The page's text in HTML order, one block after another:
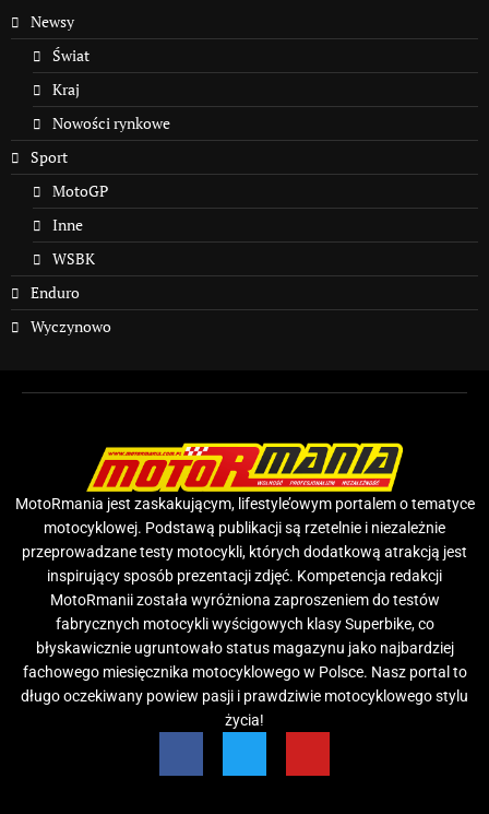
Newsy
Świat
Kraj
Nowości rynkowe
Sport
MotoGP
Inne
WSBK
Enduro
Wyczynowo
MotoRmania jest zaskakującym, lifestyle’owym portalem o tematyce
motocyklowej. Podstawą publikacji są rzetelnie i niezależnie
przeprowadzane testy motocykli, których dodatkową atrakcją jest
inspirujący sposób prezentacji zdjęć. Kompetencja redakcji
MotoRmanii została wyróżniona zaproszeniem do testów
fabrycznych motocykli wyścigowych klasy Superbike, co
błyskawicznie ugruntowało status magazynu jako najbardziej
fachowego miesięcznika motocyklowego w Polsce. Nasz portal to
długo oczekiwany powiew pasji i prawdziwie motocyklowego stylu
życia!